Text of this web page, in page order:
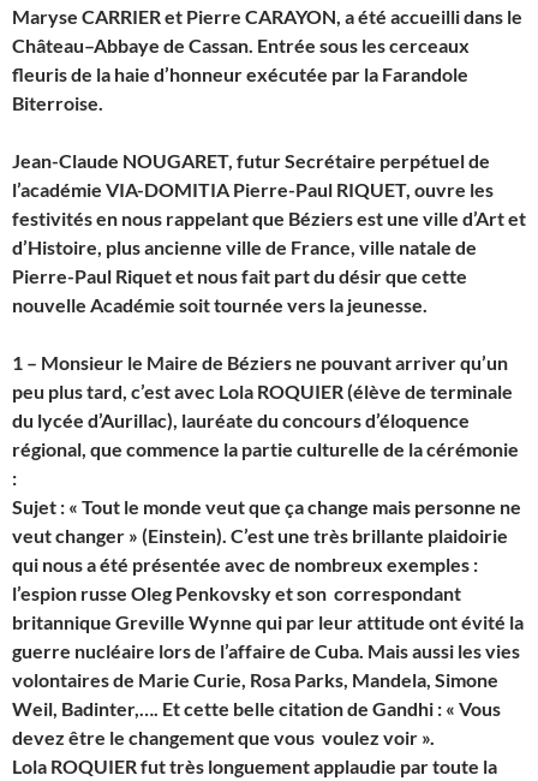
Maryse CARRIER et Pierre CARAYON, a été accueilli dans le
Château–Abbaye de Cassan. Entrée sous les cerceaux
fleuris de la haie d’honneur exécutée par la Farandole
Biterroise.
Jean-Claude NOUGARET, futur Secrétaire perpétuel de
l’académie VIA-DOMITIA Pierre-Paul RIQUET, ouvre les
festivités en nous rappelant que Béziers est une ville d’Art et
d’Histoire, plus ancienne ville de France, ville natale de
Pierre-Paul Riquet et nous fait part du désir que cette
nouvelle Académie soit tournée vers la jeunesse.
1 – Monsieur le Maire de Béziers ne pouvant arriver qu’un
peu plus tard, c’est avec Lola ROQUIER (élève de terminale
du lycée d’Aurillac), lauréate du concours d’éloquence
régional, que commence la partie culturelle de la cérémonie
:
Sujet : « Tout le monde veut que ça change mais personne ne
veut changer » (Einstein). C’est une très brillante plaidoirie
qui nous a été présentée avec de nombreux exemples :
l’espion russe Oleg Penkovsky et son correspondant
britannique Greville Wynne qui par leur attitude ont évité la
guerre nucléaire lors de l’affaire de Cuba. Mais aussi les vies
volontaires de Marie Curie, Rosa Parks, Mandela, Simone
Weil, Badinter,…. Et cette belle citation de Gandhi : « Vous
devez être le changement que vous voulez voir ».
Lola ROQUIER fut très longuement applaudie par toute la